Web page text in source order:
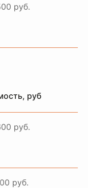
руб.
руб
руб.
руб.